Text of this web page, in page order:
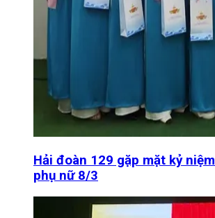
Hải đoàn 129 gặp mặt kỷ
phụ nữ 8/3